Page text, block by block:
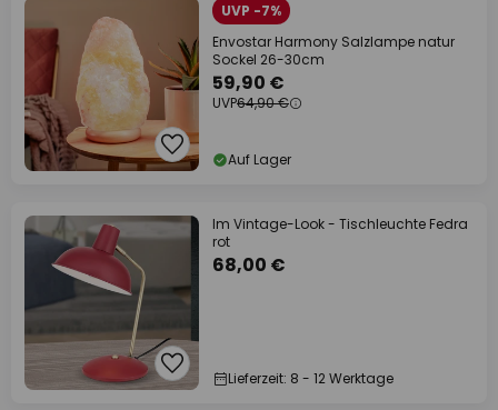
UVP -7%
Envostar Harmony Salzlampe natur
Sockel 26-30cm
59,90 €
UVP64,90 €
Auf Lager
Im Vintage-Look - Tischleuchte Fedra
rot
68,00 €
Lieferzeit: 8 - 12 Werktage